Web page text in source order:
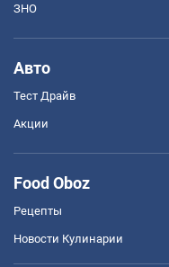
ЗНО
Авто
Тест Драйв
Акции
Food Oboz
Рецепты
Новости Кулинарии